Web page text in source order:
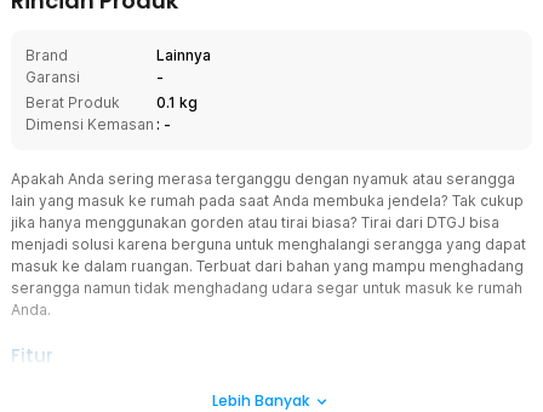
Brand
Lainnya
Garansi
-
Berat Produk
0.1 kg
Dimensi Kemasan : -
Apakah Anda sering merasa terganggu dengan nyamuk atau serangga
lain yang masuk ke rumah pada saat Anda membuka jendela? Tak cukup
jika hanya menggunakan gorden atau tirai biasa? Tirai dari DTGJ bisa
menjadi solusi karena berguna untuk menghalangi serangga yang dapat
masuk ke dalam ruangan. Terbuat dari bahan yang mampu menghadang
serangga namun tidak menghadang udara segar untuk masuk ke rumah
Anda.
Fitur
Beri Perlindungan Tanpa RisikoLebih Banyak